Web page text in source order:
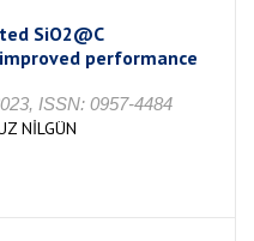
SiO2@C
performance
ISSN: 0957-4484
NİLGÜN